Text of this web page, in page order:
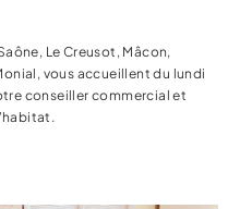
Le Creusot, Mâcon,
vous accueillent du lundi
conseiller commercial et